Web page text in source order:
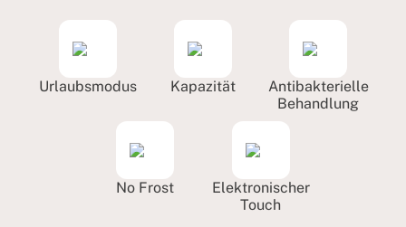
Urlaubsmodus Kapazität
Antibakterielle
Behandlung
No Frost
Elektronischer
Touch